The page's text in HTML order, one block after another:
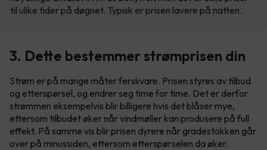
til ulike tider på døgnet. Typisk er prisen lavere på natten.
3. Dette bestemmer strømprisen din
Strøm er på mange måter ferskvare. Prisen styres av tilbud
og etterspørsel, og endrer seg time for time. Det er derfor
strømmen eksempelvis blir billigere hvis det blåser mye,
ettersom tilbudet øker når vindmøller kan produsere på full
effekt. På samme vis blir prisen dyrere når gradestokken går
over på minussiden, ettersom etterspørselen da øker.